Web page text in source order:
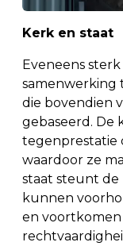
Kerk en staat
Eveneens
samenwerking
die bovendien
gebaseerd. De
tegenprestatie
waardoor ze
staat steunt de
kunnen
en